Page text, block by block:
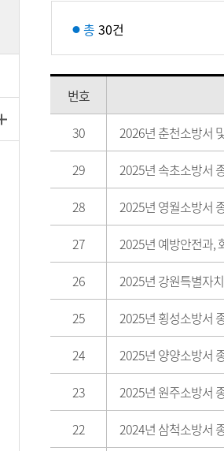
총 30건
번호
30
2026년 춘천소방서
29
2025년 속초소방서
28
2025년 영월소방서
27
2025년 예방안전과,
26
2025년 강원특별자
25
2025년 횡성소방서
24
2025년 양양소방서
23
2025년 원주소방서
22
2024년 삼척소방서